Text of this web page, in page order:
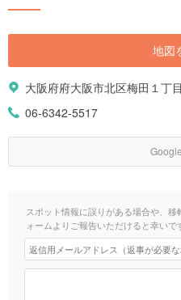
地図
大阪府府大阪市北区梅田１丁
06-6342-5517
スポット情報に誤りがある場合や、
ォームよりご報告いただけると幸いで